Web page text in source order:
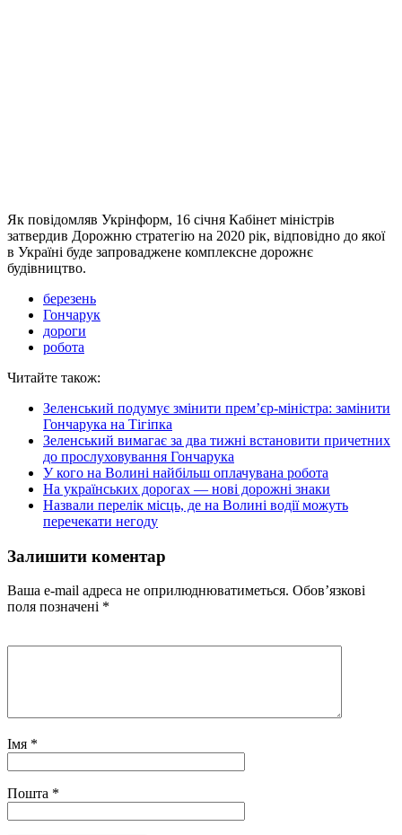
Як повідомляв Укрінформ, 16 січня Кабінет міністрів
затвердив Дорожню стратегію на 2020 рік, відповідно до якої
в Україні буде запроваджене комплексне дорожнє
будівництво.
березень
Гончарук
дороги
робота
Читайте також:
Зеленський подумує змінити прем’єр-міністра: замінити
Гончарука на Тігіпка
Зеленський вимагає за два тижні встановити причетних
до прослуховування Гончарука
У кого на Волині найбільш оплачувана робота
На українських дорогах — нові дорожні знаки
Назвали перелік місць, де на Волині водії можуть
перечекати негоду
Залишити коментар
Ваша e-mail адреса не оприлюднюватиметься. Обов’язкові
поля позначені *
Імя *
Пошта *